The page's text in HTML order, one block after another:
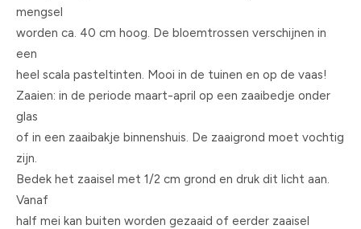
mengsel
worden ca. 40 cm hoog. De bloemtrossen verschijnen in
een
heel scala pasteltinten. Mooi in de tuinen en op de vaas!
Zaaien: in de periode maart-april op een zaaibedje onder
glas
of in een zaaibakje binnenshuis. De zaaigrond moet vochtig
zijn.
Bedek het zaaisel met 1/2 cm grond en druk dit licht aan.
Vanaf
half mei kan buiten worden gezaaid of eerder zaaisel